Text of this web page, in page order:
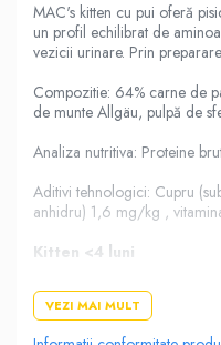
MAC's kitten cu pui oferă
un profil echilibrat de
vezicii urinare. Prin
Compozitie: 64% carne de
de munte Allgäu, pulpă de
Analiza nutritiva: Proteine
Aditivi tehnologici: Cupru
anhidru) 1,6 mg/kg ,
0.5kg
1kg
55g
VEZI MAI MULT